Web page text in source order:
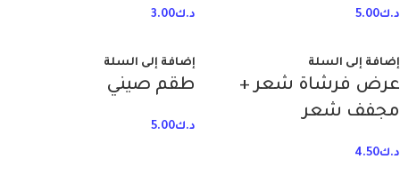
د.ك5.00 د.ك3.00
إضافة إلى السلة
عرض فرشاة شعر +
مجفف شعر
د.ك4.50
إضافة إلى السلة
طقم صيني
د.ك5.00